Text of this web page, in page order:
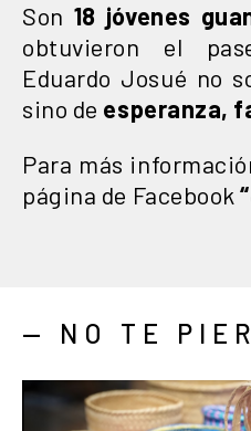
Son 18 jóvenes
obtuvieron el
Eduardo Josué no
sino de esperanza,
Para más
página de Facebook
— NO TE